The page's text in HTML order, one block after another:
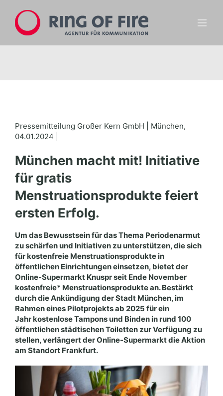
Inhalt
springen
Pressemitteilung Großer Kern GmbH | München,
04.01.2024 |
München macht mit! Initiative
für gratis
Menstruationsprodukte feiert
ersten Erfolg.
Um das Bewusstsein für das Thema Periodenarmut
zu schärfen und Initiativen zu unterstützen, die sich
für kostenfreie Menstruationsprodukte in
öffentlichen Einrichtungen einsetzen, bietet der
Online-Supermarkt Knuspr seit Ende November
kostenfreie* Menstruationsprodukte an. Bestärkt
durch die Ankündigung der Stadt München, im
Rahmen eines Pilotprojekts ab 2025 für ein
Jahr kostenlose Tampons und Binden in rund 100
öffentlichen städtischen Toiletten zur Verfügung zu
stellen, verlängert der Online-Supermarkt die Aktion
am Standort Frankfurt.